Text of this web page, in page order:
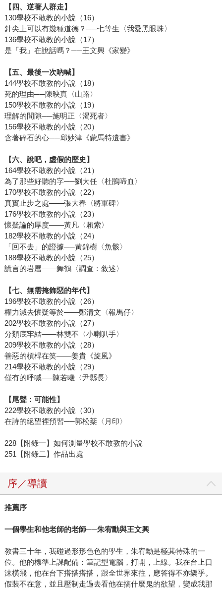
【四、逆著人群走】
130學校不敢教的小說（16）
針尖上可以有幾種道德？──七等生〈我愛黑眼珠〉
136學校不敢教的小說（17）
是「我」在說話嗎？──王文興《家變》
【五、最後一次吶喊】
144學校不敢教的小說（18）
死的理由──陳映真〈山路〉
150學校不敢教的小說（19）
理解的間隙──施明正〈渴死者〉
156學校不敢教的小說（20）
含著碎石的心──邱妙津《蒙馬特遺書》
【六、說吧，虛假的歷史】
164學校不敢教的小說（21）
為了那些好聽的字──劉大任〈杜鵑啼血〉
170學校不敢教的小說（22）
真實止步之處——張大春〈將軍碑〉
176學校不敢教的小說（23）
懷疑論的厚度——黃凡〈賴索〉
182學校不敢教的小說（24）
「回不去」的證據──黃錦樹〈魚骸〉
188學校不敢教的小說（25）
謊言的岩層——舞鶴〈調查：敘述〉
【七、無需掩飾惡的年代】
196學校不敢教的小說（26）
權力減去懷疑等於——鄭清文〈報馬仔〉
202學校不敢教的小說（27）
分類底牢結——林雙不〈小喇叭手〉
209學校不敢教的小說（28）
善惡的槓桿在笑——姜貴《旋風》
214學校不敢教的小說（29）
僅有的呼喊──陳若曦〈尹縣長〉
【尾聲：可能性】
222學校不敢教的小說（30）
在詩的絕望裡預習──郭松棻〈月印〉
228【附錄一】如何測量學校不敢教的小說
251【附錄二】作品出處
序／導讀
推薦序
一個學生和他老師的老師──朱宥勳與王文興
教書三十年，我碰過形形色色的學生，朱宥勳是極其特殊的一
位。他的標準上課配備：筆記型電腦，打開，上線。我在台上口
沫橫飛，他在台下搭搭搭搭，跟全世界來往，應答得不亦樂乎。
假裝不在意，並且壓制走過去看他在搞什麼鬼的欲望，變成我那